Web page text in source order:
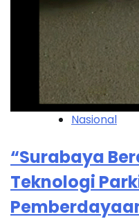
Nasional
“Surabaya
Teknologi